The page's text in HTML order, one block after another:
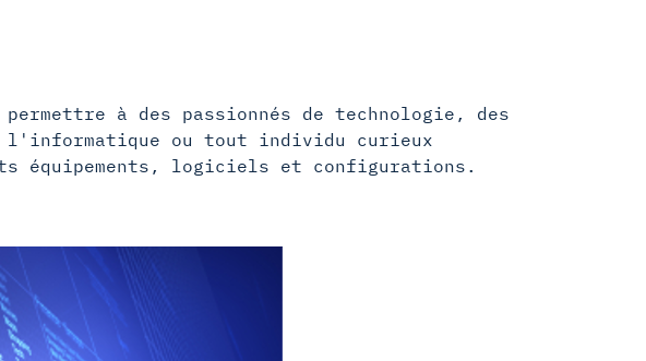
à des passionnés de technologie, des
l'informatique ou tout individu curieux
équipements, logiciels et configurations.